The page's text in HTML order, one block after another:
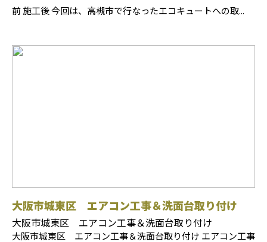
前 施工後 今回は、高槻市で行なったエコキュートへの取...
大阪市城東区 エアコン工事＆洗面台取り付け
大阪市城東区 エアコン工事＆洗面台取り付け
大阪市城東区 エアコン工事＆洗面台取り付け エアコン工事